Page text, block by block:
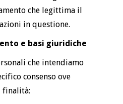
che legittima il
in questione.
e basi giuridiche
che intendiamo
consenso ove
finalità: